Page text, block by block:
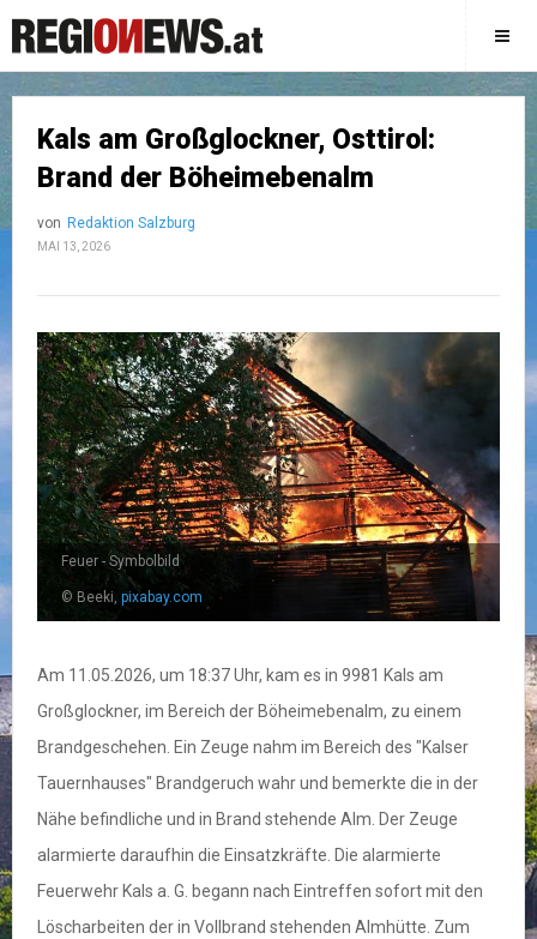
Kals am Großglockner, Osttirol:
Brand der Böheimebenalm
von Redaktion Salzburg
MAI 13, 2026
Feuer - Symbolbild
© Beeki, pixabay.com
Am 11.05.2026, um 18:37 Uhr, kam es in 9981 Kals am
Großglockner, im Bereich der Böheimebenalm, zu einem
Brandgeschehen. Ein Zeuge nahm im Bereich des "Kalser
Tauernhauses" Brandgeruch wahr und bemerkte die in der
Nähe befindliche und in Brand stehende Alm. Der Zeuge
alarmierte daraufhin die Einsatzkräfte. Die alarmierte
Feuerwehr Kals a. G. begann nach Eintreffen sofort mit den
Löscharbeiten der in Vollbrand stehenden Almhütte. Zum